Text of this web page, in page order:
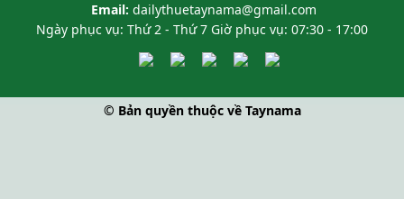
Email: dailythuetaynama@gmail.com
Ngày phục vụ: Thứ 2 - Thứ 7 Giờ phục vụ: 07:30 - 17:00
© Bản quyền thuộc về Taynama